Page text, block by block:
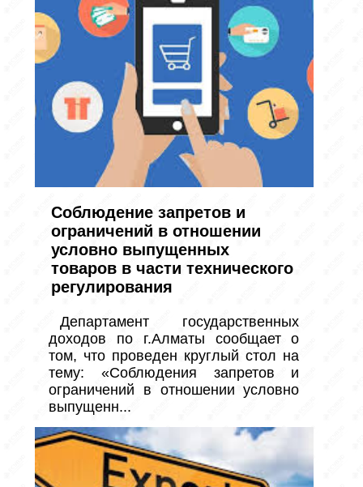
Соблюдение запретов и
ограничений в отношении
условно выпущенных
товаров в части технического
регулирования
Департамент государственных
доходов по г.Алматы сообщает о
том, что проведен круглый стол на
тему: «Соблюдения запретов и
ограничений в отношении условно
выпущенн...